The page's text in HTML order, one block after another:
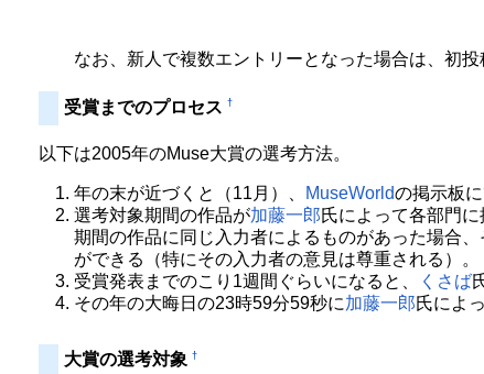
なお、新人で複数エントリーとなった場合は、初
受賞までのプロセス †
以下は2005年のMuse大賞の選考方法。
年の末が近づくと（11月）、 MuseWorldの掲示板
選考対象期間の作品が加藤一郎氏によって各部門
期間の作品に同じ入力者によるものがあった場合
ができる（特にその入力者の意見は尊重される）。
受賞発表までのこり1週間ぐらいになると、
くさば
その年の大晦日の23時59分59秒に加藤一郎氏によ
大賞の選考対象 †